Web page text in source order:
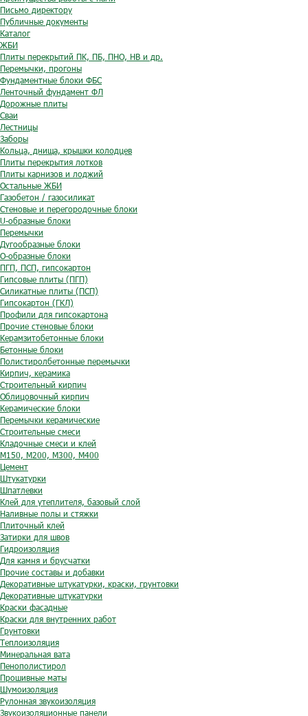
Письмо директору
Публичные документы
Каталог
ЖБИ
Плиты перекрытий ПК, ПБ, ПНО, НВ и др.
Перемычки, прогоны
Фундаментные блоки ФБС
Ленточный фундамент ФЛ
Дорожные плиты
Сваи
Лестницы
Заборы
Кольца, днища, крышки колодцев
Плиты перекрытия лотков
Плиты карнизов и лоджий
Остальные ЖБИ
Газобетон / газосиликат
Стеновые и перегородочные блоки
U-образные блоки
Перемычки
Дугообразные блоки
O-образные блоки
ПГП, ПСП, гипсокартон
Гипсовые плиты (ПГП)
Силикатные плиты (ПСП)
Гипсокартон (ГКЛ)
Профили для гипсокартона
Прочие стеновые блоки
Керамзитобетонные блоки
Бетонные блоки
Полистиролбетонные перемычки
Кирпич, керамика
Строительный кирпич
Облицовочный кирпич
Керамические блоки
Перемычки керамические
Строительные смеси
Кладочные смеси и клей
М150, М200, М300, М400
Цемент
Штукатурки
Шпатлевки
Клей для утеплителя, базовый слой
Наливные полы и стяжки
Плиточный клей
Затирки для швов
Гидроизоляция
Для камня и брусчатки
Прочие составы и добавки
Декоративные штукатурки, краски, грунтовки
Декоративные штукатурки
Краски фасадные
Краски для внутренних работ
Грунтовки
Теплоизоляция
Минеральная вата
Пенополистирол
Прошивные маты
Шумоизоляция
Рулонная звукоизоляция
Звукоизоляционные панели